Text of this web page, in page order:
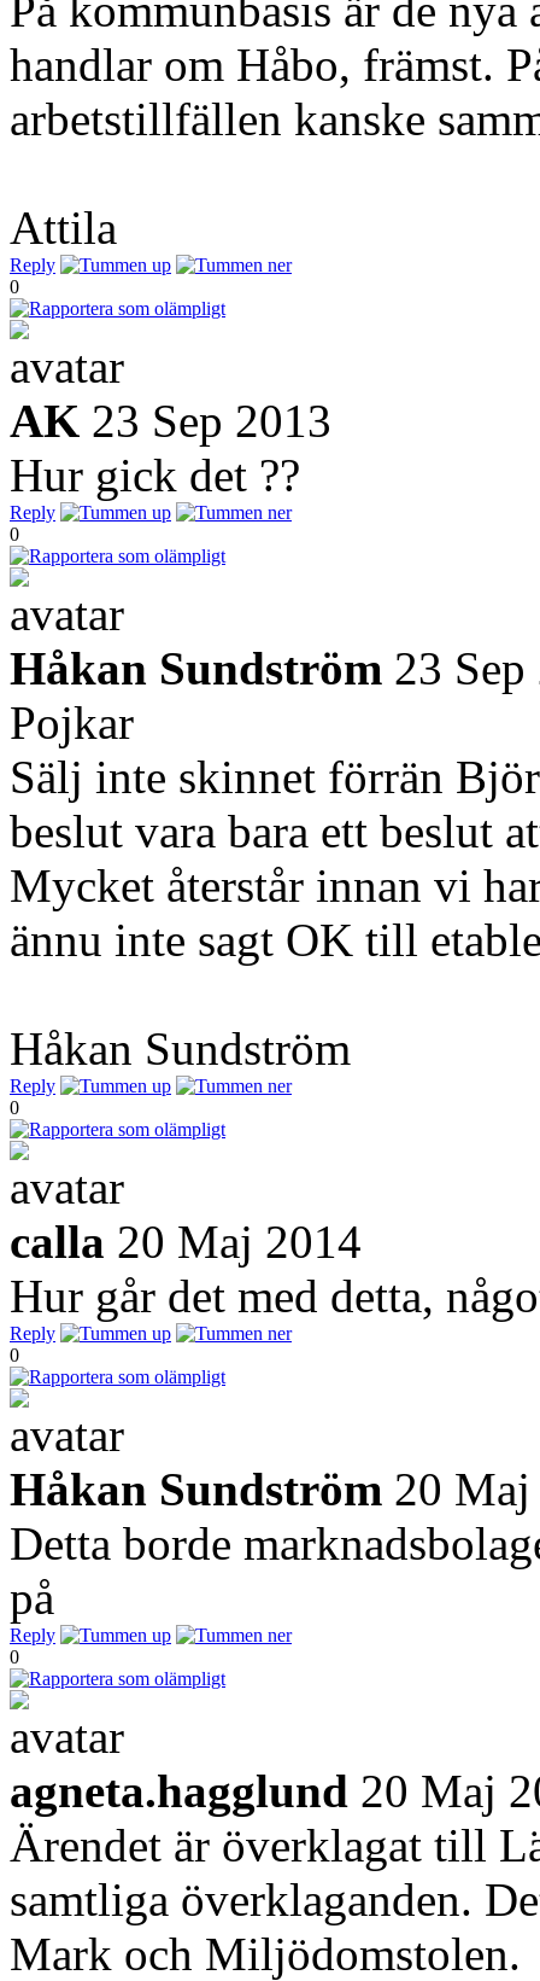
handlar om Håbo, främst.
arbetstillfällen kanske
Attila
Reply
0
AK 23 Sep 2013
Hur gick det ??
Reply
0
Håkan Sundström 23
Pojkar
Sälj inte skinnet förrän
beslut vara bara ett beslut
Mycket återstår innan vi
ännu inte sagt OK till
Håkan Sundström
Reply
0
calla 20 Maj 2014
Hur går det med detta,
Reply
0
Håkan Sundström 20
Detta borde
på
Reply
0
agneta.hagglund 20 Maj
Ärendet är överklagat till
samtliga överklaganden.
Mark och Miljödomstolen.